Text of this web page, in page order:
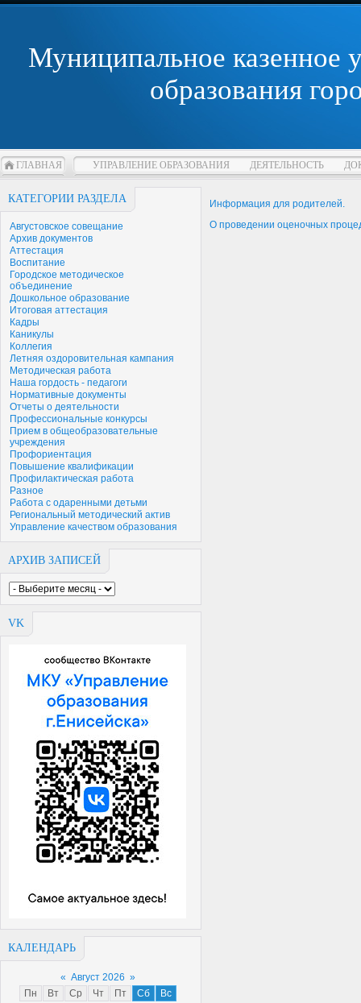
Муниципальное казенное
образования
ГЛАВНАЯ УПРАВЛЕНИЕ ОБРАЗОВАНИЯ ДЕЯТЕЛЬНОСТЬ
КАТЕГОРИИ РАЗДЕЛА
Августовское совещание
Архив документов
Аттестация
Воспитание
Городское методическое
объединение
Дошкольное образование
Итоговая аттестация
Кадры
Каникулы
Коллегия
Летняя оздоровительная кампания
Методическая работа
Наша гордость - педагоги
Нормативные документы
Отчеты о деятельности
Профессиональные конкурсы
Прием в общеобразовательные
учреждения
Профориентация
Повышение квалификации
Профилактическая работа
Разное
Работа с одаренными детьми
Региональный методический актив
Управление качеством образования
АРХИВ ЗАПИСЕЙ
VK
КАЛЕНДАРЬ
« Август 2026 »
Пн
Вт Ср Чт Пт Сб
Вс
Информация для родителей.
О проведении оценочных